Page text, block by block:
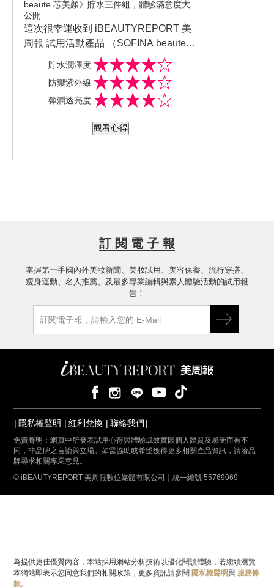
beaute 芯美顏》貯水三件組，體驗滿意度大
公開
這次很幸運收到 iBEAUTYREPORT 美
周報 試用活動產品 （SOFINA beaute芯
美顏 貯水三件組（保濕日間防禦乳升級
版 清爽型正貨+保濕滲透露升級版 清爽
型 30ml+ 保濕滲透乳升級版 清爽型 ）
詳細看完產品說明介紹開始試用... 產品
黏膩，吸收快薄透清爽不泛油...加強保濕
房皮膚依然水潤不會乾巴巴，每天持續
#蘇菲娜芯美顏 #保濕滲透露升級版清爽
型 #保濕日間防禦乳升級版清爽型 #保濕
滲透乳升級版清爽型 #iBEAUTYREPOR
T #美周報
貯水潤澤度
防禦紫外線
彈潤透亮度
觀看心得
訂 閱 電 子 報
掌握第一手國內外美妝新聞、美妝試用、美容保養、流行穿搭、
瘦身運動、名人推薦、及最多專業編輯與素人體驗活動的試用報
告！
隱私權聲明 紅利兌換 聯絡我們
免責聲明：網頁中所發表試用心得與體驗成效實因個人體質及感受而有不
同，非品牌之言論與立場。如需協助或希望獲得更多相關產品資訊，請洽品
牌尋求相關專業意見。
© iBEAUTYREPORT 美周報數位媒體有限公司｜統一編號 55769069
為提供更佳優質內容，本站採用網站分析技術以優化閱讀體驗，若繼續瀏覽
本網站即表示您同意我們的相關政策，更多資訊請參閱 隱私權聲明與 服務條
款。